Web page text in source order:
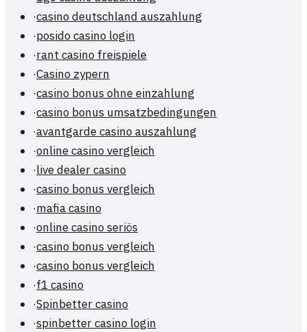
·casino deutschland auszahlung
·posido casino login
·rant casino freispiele
·Casino zypern
·casino bonus ohne einzahlung
·casino bonus umsatzbedingungen
·avantgarde casino auszahlung
·online casino vergleich
·live dealer casino
·casino bonus vergleich
·mafia casino
·online casino seriös
·casino bonus vergleich
·casino bonus vergleich
·f1 casino
·Spinbetter casino
·spinbetter casino login